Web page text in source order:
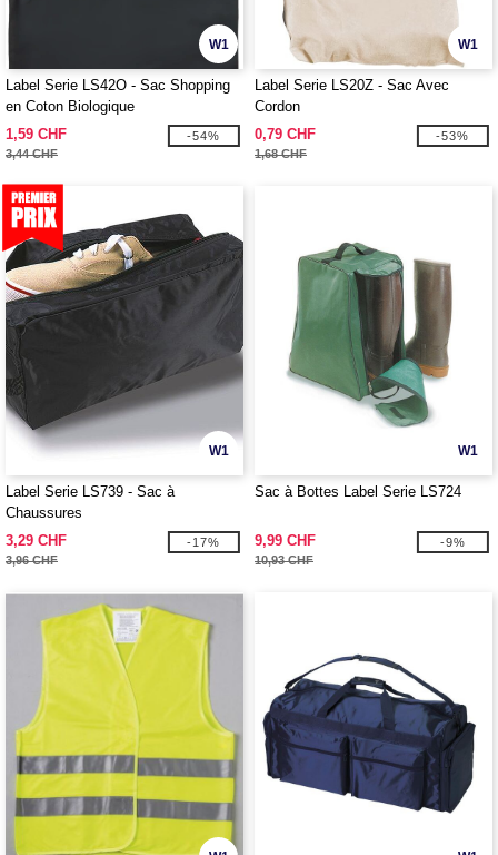
W1
Label Serie LS42O - Sac Shopping
en Coton Biologique
1,59 CHF
3,44 CHF
-54%
W1
Label Serie LS20Z - Sac Avec
Cordon
0,79 CHF
1,68 CHF
-53%
W1
Label Serie LS739 - Sac à
Chaussures
3,29 CHF
3,96 CHF
-17%
W1
Sac à Bottes Label Serie LS724
9,99 CHF
10,93 CHF
-9%